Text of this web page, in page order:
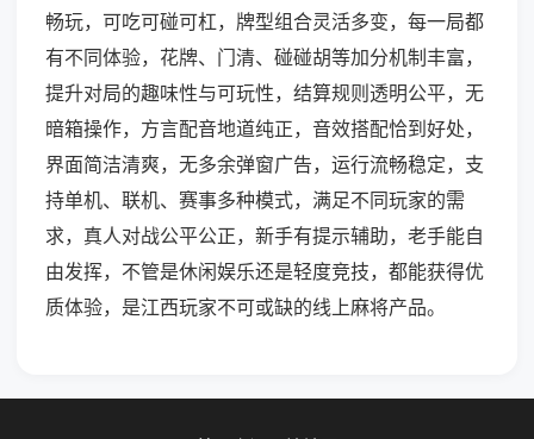
畅玩，可吃可碰可杠，牌型组合灵活多变，每一局都
有不同体验，花牌、门清、碰碰胡等加分机制丰富，
提升对局的趣味性与可玩性，结算规则透明公平，无
暗箱操作，方言配音地道纯正，音效搭配恰到好处，
界面简洁清爽，无多余弹窗广告，运行流畅稳定，支
持单机、联机、赛事多种模式，满足不同玩家的需
求，真人对战公平公正，新手有提示辅助，老手能自
由发挥，不管是休闲娱乐还是轻度竞技，都能获得优
质体验，是江西玩家不可或缺的线上麻将产品。